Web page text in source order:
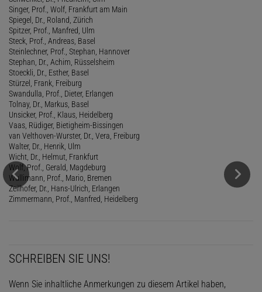
Singer, Prof., Wolf, Frankfurt am Main
Spiegel, Dr., Roland, Zürich
Spitzer, Prof., Manfred, Ulm
Steck, Prof., Andreas, Basel
Steinlechner, Prof., Stephan, Hannover
Stephan, Dr., Achim, Rüsselsheim
Stoeckli, Dr., Esther, Basel
Stürzel, Frank, Freiburg
Swandulla, Prof., Dieter, Erlangen
Tolnay, Dr., Markus, Basel
Unsicker, Prof., Klaus, Heidelberg
Vaas, Rüdiger, Bietigheim-Bissingen
van Velthoven-Wurster, Dr., Vera, Freiburg
Walter, Dr., Henrik, Ulm
Wicht, Dr., Helmut, Frankfurt
Wolf, Prof., Gerald, Magdeburg
Wullimann, Prof., Mario, Bremen
Zeilhofer, Dr., Hans-Ulrich, Erlangen
Zimmermann, Prof., Manfred, Heidelberg
SCHREIBEN SIE UNS!
Wenn Sie inhaltliche Anmerkungen zu diesem Artikel haben,